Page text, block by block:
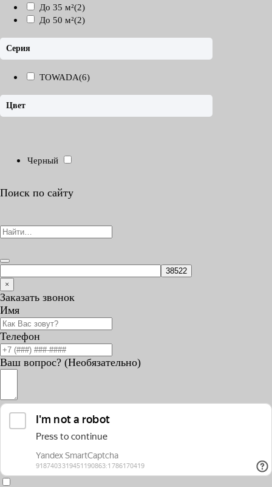
До 35 м²(2)
До 50 м²(2)
Серия
TOWADA(6)
Цвет
Черный
Поиск по сайту
for:
×
Заказать звонок
Имя
Телефон
Ваш вопрос? (Необязательно)